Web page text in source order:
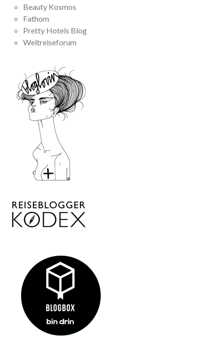
Beauty Kosmos
Fathom
Pretty Hotels Blog
Weltreiseforum